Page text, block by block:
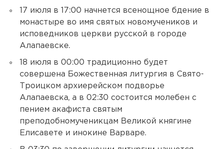
17 июля в 17:00 начнется всенощное бдение в
монастыре во имя святых новомучеников и
исповедников церкви русской в городе
Алапаевске.
18 июля в 00:00 традиционно будет
совершена Божественная литургия в Свято-
Троицком архиерейском подворье
Алапаевска, а в 02:30 состоится молебен с
пением акафиста святым
преподобномученикцам Великой княгине
Елисавете и инокине Варваре.